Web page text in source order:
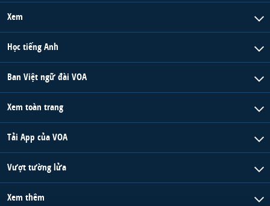
Xem
Học tiếng Anh
Ban Việt ngữ đài VOA
Xem toàn trang
Tải App của VOA
Vượt tường lửa
Xem thêm